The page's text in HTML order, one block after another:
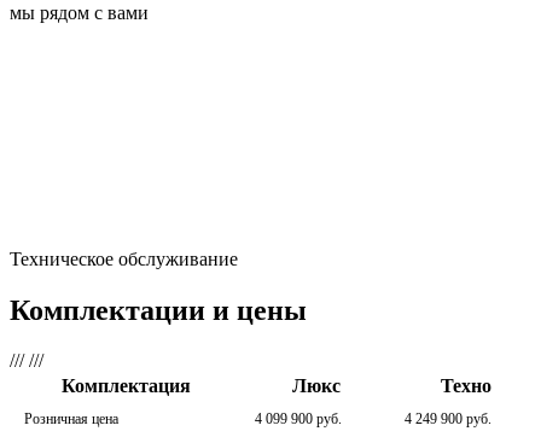
мы рядом с вами
Техническое обслуживание
Комплектации и цены
/// ///
Комплектация
Люкс Техно
Розничная цена 4 099 900 руб. 4 249 900 руб.